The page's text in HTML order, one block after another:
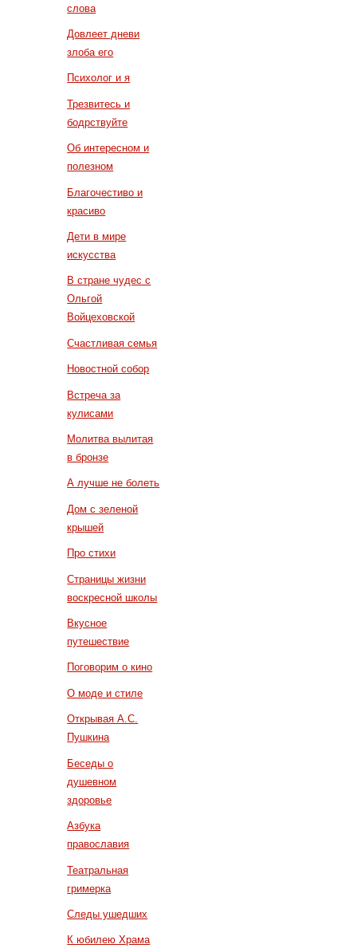
слова
Довлеет дневи
злоба его
Психолог и я
Трезвитесь и
бодрствуйте
Об интересном и
полезном
Благочестиво и
красиво
Дети в мире
искусства
В стране чудес с
Ольгой
Войцеховской
Счастливая семья
Новостной собор
Встреча за
кулисами
Молитва вылитая
в бронзе
А лучше не болеть
Дом с зеленой
крышей
Про стихи
Страницы жизни
воскресной школы
Вкусное
путешествие
Поговорим о кино
О моде и стиле
Открывая А.С.
Пушкина
Беседы о
душевном
здоровье
Азбука
православия
Театральная
гримерка
Следы ушедших
К юбилею Храма